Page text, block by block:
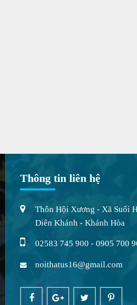
Thông tin liên hệ
Thôn Hội Xương - Xã Suối
Diên Khánh - Khánh Hòa
02583 745 900 - 0905 700
noithatus16@gmail.com